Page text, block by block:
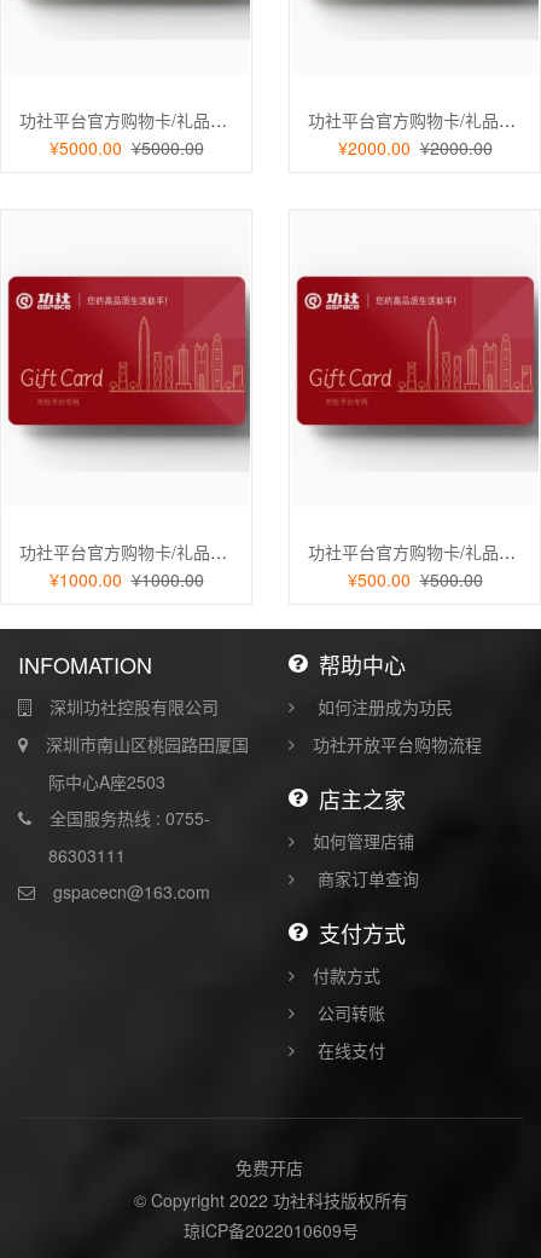
功社平台官方购物卡/礼品卡/充值卡 实体卡面值5000元
¥5000.00 ¥5000.00
功社平台官方购物卡/礼品卡/充值卡 实体卡面值2000元
¥2000.00 ¥2000.00
功社平台官方购物卡/礼品卡/充值卡 实体卡面值1000元
¥1000.00 ¥1000.00
功社平台官方购物卡/礼品卡/充值卡 实体卡面值500元
¥500.00 ¥500.00
INFOMATION
深圳功社控股有限公司
深圳市南山区桃园路田厦国
际中心A座2503
全国服务热线 : 0755-
86303111
gspacecn@163.com
帮助中心
如何注册成为功民
功社开放平台购物流程
店主之家
如何管理店铺
商家订单查询
支付方式
付款方式
公司转账
在线支付
免费开店
© Copyright 2022 功社科技版权所有
琼ICP备2022010609号